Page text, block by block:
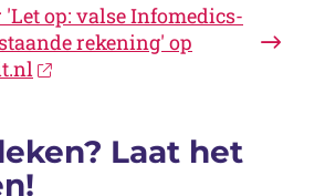
'Let op: valse Infomedics-
rekening' op
Laat het